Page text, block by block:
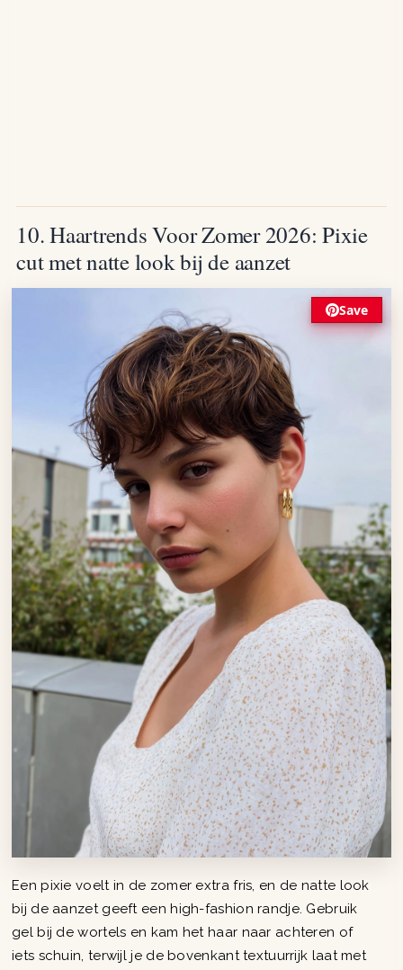
10. Haartrends Voor Zomer 2026: Pixie
cut met natte look bij de aanzet
Save
Een pixie voelt in de zomer extra fris, en de natte look
bij de aanzet geeft een high-fashion randje. Gebruik
gel bij de wortels en kam het haar naar achteren of
iets schuin, terwijl je de bovenkant textuurrijk laat met